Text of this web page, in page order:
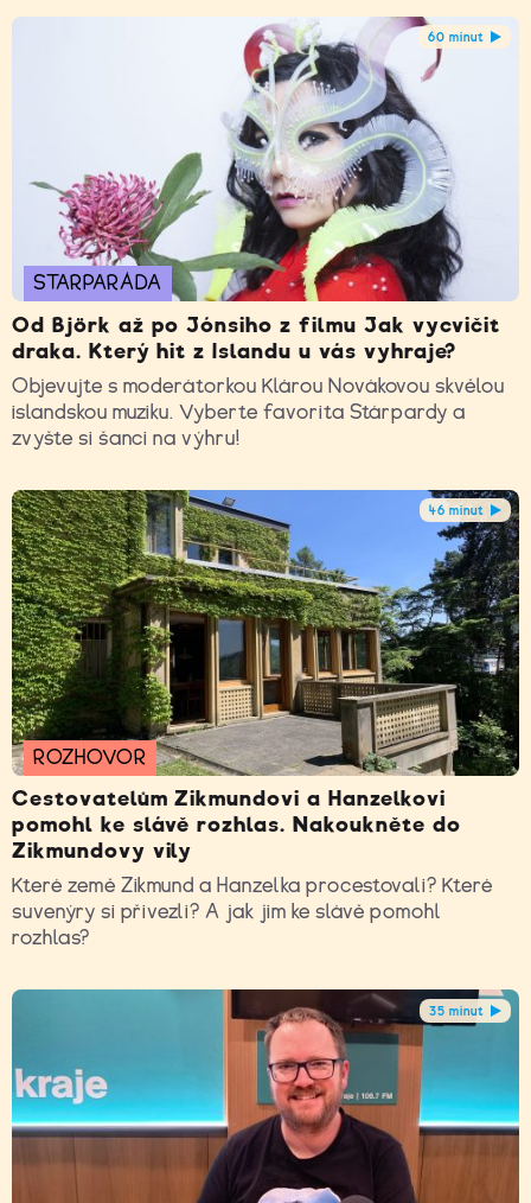
60 minut
STARPARÁDA
Od Björk až po Jónsiho z filmu Jak vycvičit
draka. Který hit z Islandu u vás vyhraje?
Objevujte s moderátorkou Klárou Novákovou skvělou
islandskou muziku. Vyberte favorita Stárpardy a
zvyšte si šanci na výhru!
46 minut
ROZHOVOR
Cestovatelům Zikmundovi a Hanzelkovi
pomohl ke slávě rozhlas. Nakoukněte do
Zikmundovy vily
Které země Zikmund a Hanzelka procestovali? Které
suvenýry si přivezli? A jak jim ke slávě pomohl
rozhlas?
35 minut